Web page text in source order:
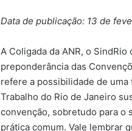
Data de publicação: 13 de
A Coligada da ANR, o
preponderância das
refere a possibilidade de uma
Trabalho do Rio de Janeiro
convenção, sobretudo para o
prática comum. Vale lembrar